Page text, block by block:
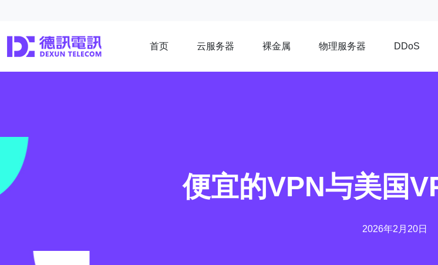
首页 云服务器 裸金属 物理服务器 DDoS
便宜的VPN与美国
2026年2月20日